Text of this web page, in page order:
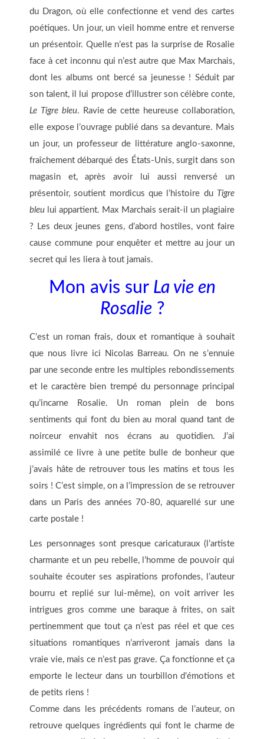
du Dragon, où elle confectionne et vend des cartes
poétiques. Un jour, un vieil homme entre et renverse
un présentoir. Quelle n’est pas la surprise de Rosalie
face à cet inconnu qui n’est autre que Max Marchais,
dont les albums ont bercé sa jeunesse ! Séduit par
son talent, il lui propose d’illustrer son célèbre conte,
Le Tigre bleu. Ravie de cette heureuse collaboration,
elle expose l’ouvrage publié dans sa devanture. Mais
un jour, un professeur de littérature anglo-saxonne,
fraîchement débarqué des États-Unis, surgit dans son
magasin et, après avoir lui aussi renversé un
présentoir, soutient mordicus que l’histoire du Tigre
bleu lui appartient. Max Marchais serait-il un plagiaire
? Les deux jeunes gens, d’abord hostiles, vont faire
cause commune pour enquêter et mettre au jour un
secret qui les liera à tout jamais.
Mon avis sur La vie en
Rosalie?
C’est un roman frais, doux et romantique à souhait
que nous livre ici Nicolas Barreau. On ne s’ennuie
par une seconde entre les multiples rebondissements
et le caractère bien trempé du personnage principal
qu’incarne Rosalie. Un roman plein de bons
sentiments qui font du bien au moral quand tant de
noirceur envahit nos écrans au quotidien. J’ai
assimilé ce livre à une petite bulle de bonheur que
j’avais hâte de retrouver tous les matins et tous les
soirs ! C’est simple, on a l’impression de se retrouver
dans un Paris des années 70-80, aquarellé sur une
carte postale !
Les personnages sont presque caricaturaux (l’artiste
charmante et un peu rebelle, l’homme de pouvoir qui
souhaite écouter ses aspirations profondes, l’auteur
bourru et replié sur lui-même), on voit arriver les
intrigues gros comme une baraque à frites, on sait
pertinemment que tout ça n’est pas réel et que ces
situations romantiques n’arriveront jamais dans la
vraie vie, mais ce n’est pas grave. Ça fonctionne et ça
emporte le lecteur dans un tourbillon d’émotions et
de petits riens !
Comme dans les précédents romans de l’auteur, on
retrouve quelques ingrédients qui font le charme de